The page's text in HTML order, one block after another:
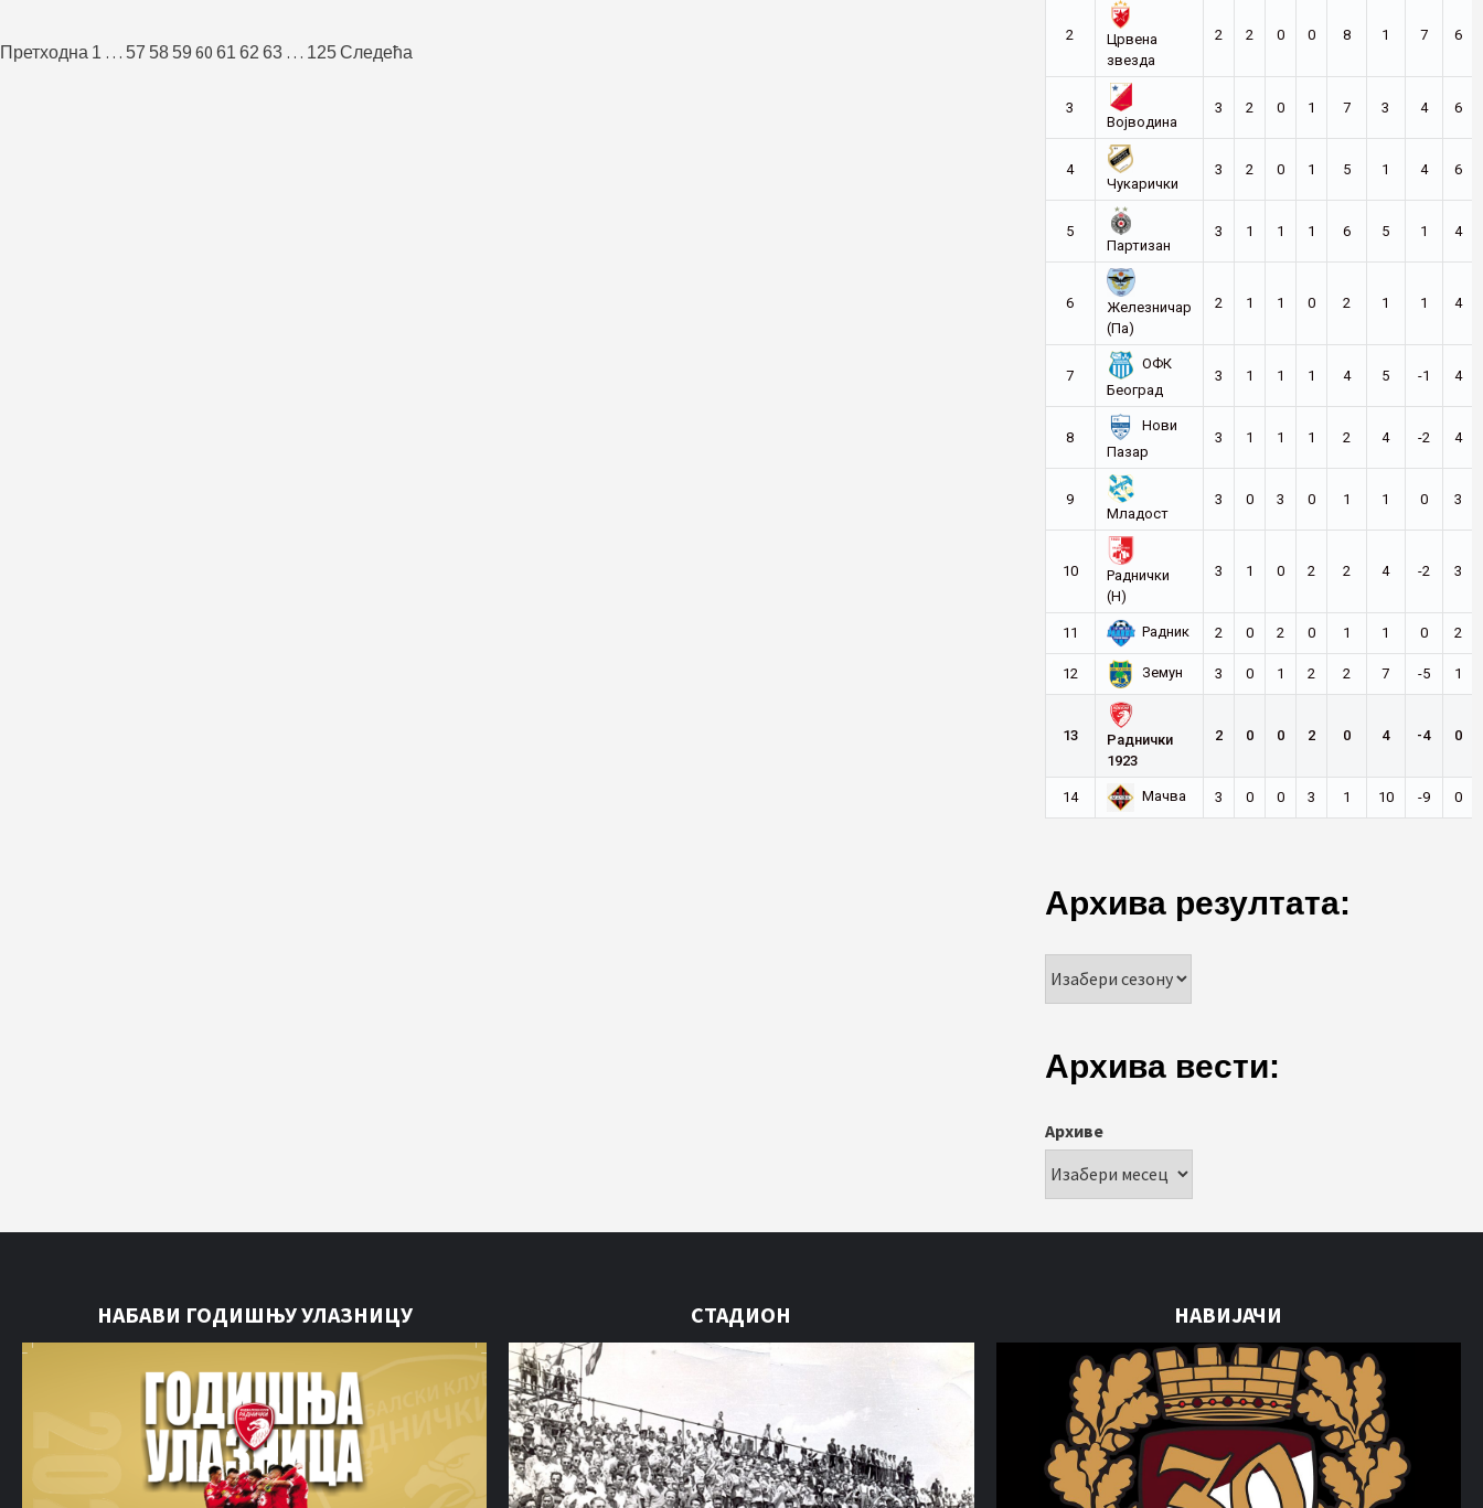
Пагинација
Претходна 1 … 57 58 59 60 61 62 63 … 125Следећа
2
Црвена
звезда
2 2 0 0 8 1 7 6
3
Војводина
3 2 0 1 7 3 4 6
4
Чукарички
3 2 0 1 5 1 4 6
5
Партизан
3 1 1 1 6 5 1 4
6
Железничар
(Па)
2 1 1 0 2 1 1 4
7
ОФК
Београд
3 1 1 1 4 5 -1 4
8
Нови
Пазар
3 1 1 1 2 4 -2 4
9
Младост
3 0 3 0 1 1 0 3
10
Раднички
(Н)
3 1 0 2 2 4 -2 3
11 Радник 2 0 2 0 1 1 0 2
12 Земун 3 0 1 2 2 7 -5 1
13
Раднички
1923
2 0 0 2 0 4 -4 0
14 Мачва 3 0 0 3 1 10 -9 0
Архива резултата:
Архива вести:
Архиве
НАБАВИ ГОДИШЊУ УЛАЗНИЦУ СТАДИОН НАВИЈАЧИ